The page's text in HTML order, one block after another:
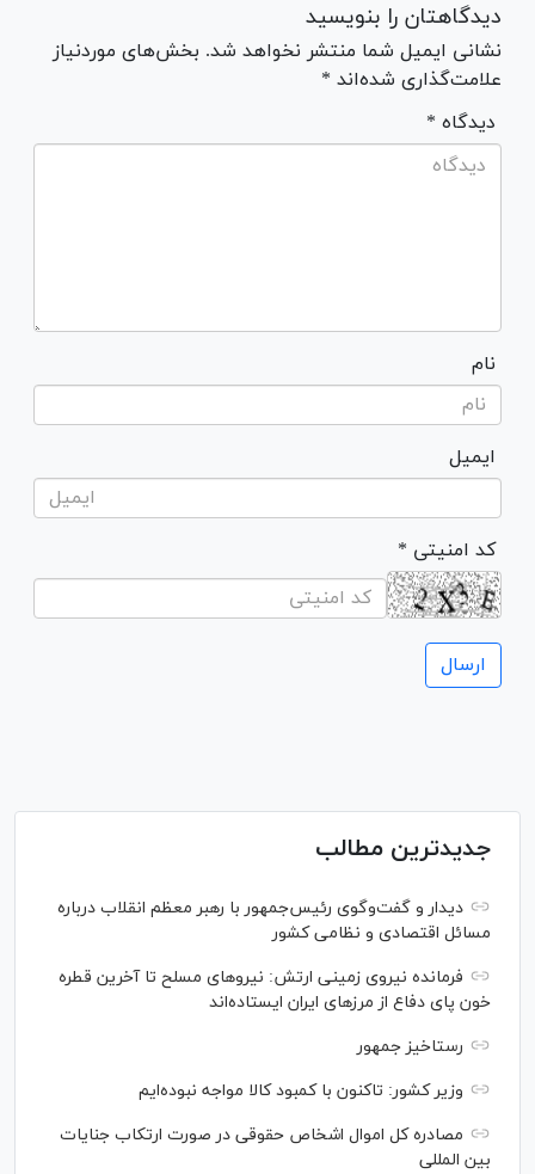
دیدگاهتان را بنویسید
نشانی ایمیل شما منتشر نخواهد شد. بخش‌های موردنیاز
علامت‌گذاری شده‌اند *
* دیدگاه
نام
ایمیل
* کد امنیتی
جدیدترین مطالب
دیدار و گفت‌‌وگوی رئیس‌جمهور با رهبر معظم انقلاب درباره
مسائل اقتصادی و نظامی کشور
فرمانده نیروی زمینی ارتش: نیرو‌های مسلح تا آخرین قطره
خون پای دفاع از مرز‌های ایران ایستاده‌اند
رستاخیز جمهور
وزیر کشور: تاکنون با کمبود کالا مواجه نبوده‌ایم
مصادره کل اموال اشخاص حقوقی در صورت ارتکاب جنایات
بین المللی